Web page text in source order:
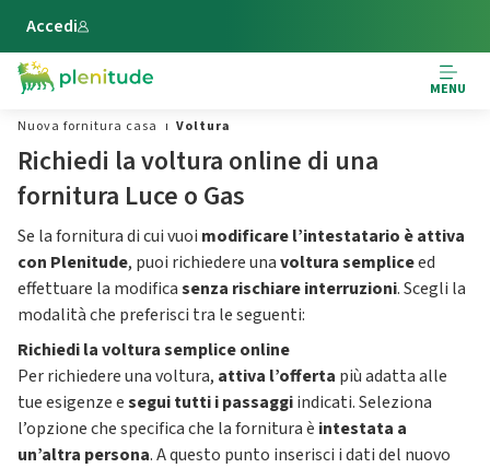
Vai al contenuto principale
Accedi
MENU
Nuova fornitura casa
Voltura
Richiedi la voltura online di una
fornitura Luce o Gas
Se la fornitura di cui vuoi modificare l’intestatario è attiva
con Plenitude, puoi richiedere unavoltura sempliceed
effettuare la modificasenza rischiare interruzioni. Scegli la
modalità che preferisci tra le seguenti:
Richiedi la voltura semplice online
Per richiedere una voltura, attiva l’offerta più adatta alle
tue esigenze esegui tutti i passaggiindicati. Seleziona
l’opzione che specifica che la fornitura è intestata a
un’altra persona. A questo punto inserisci i dati del nuovo